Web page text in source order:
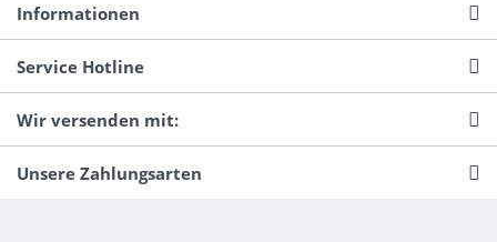
Informationen
Service Hotline
Wir versenden mit:
Unsere Zahlungsarten